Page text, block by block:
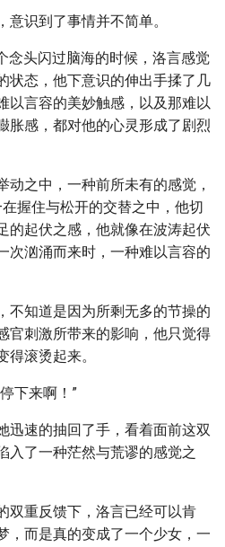
识到了事情并不简单。
念头闪过脑海的时候，洛言感觉
状态，他下意识的伸出手揉了几
以言容的美妙触感，以及那难以
胀感，都对他的心灵形成了剧烈
动之中，一种前所未有的感觉，
握住与松开的交替之中，他切
的起伏之感，他就像在波涛起伏
次汹涌而来时，一种难以言容的
不知道是因为所剩无多的节操的
官刺激所带来的影响，他只觉得
滚烫起来。
下来啊！”
迅速的抽回了手，看着面前这双
入了一种茫然与荒谬的感觉之
双重反馈下，洛言已经可以肯
，而是真的变成了一个少女，一